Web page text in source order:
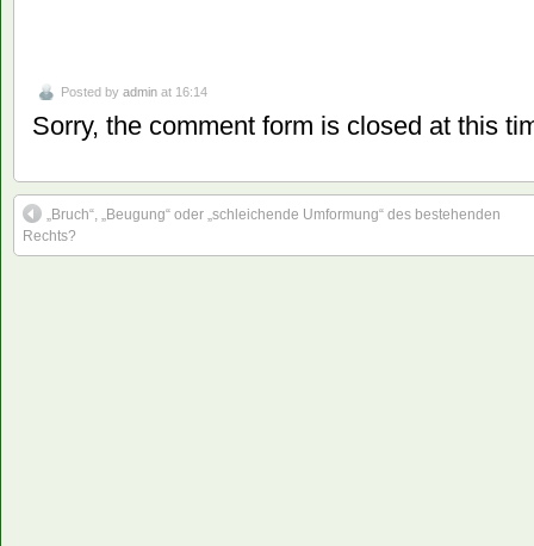
Posted by admin at 16:14
Sorry, the comment form is closed at this
„Bruch“, „Beugung“ oder „schleichende Umformung“ des bestehenden
Rechts?